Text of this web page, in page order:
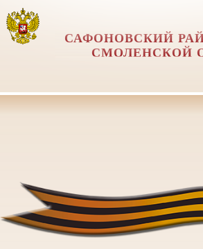
САФОНОВСКИЙ
СМОЛЕНСКОЙ